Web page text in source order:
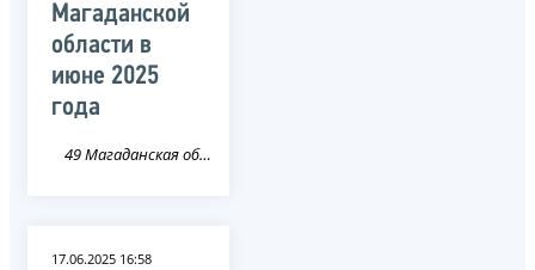
Магаданской
области в
июне 2025
года
49 Магаданская область
17.06.2025 16:58